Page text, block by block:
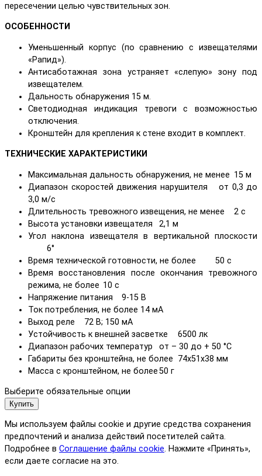
пересечении целью чувствительных зон.
ОСОБЕННОСТИ
Уменьшенный корпус (по сравнению с извещателями
«Рапид»).
Антисаботажная зона устраняет «слепую» зону под
извещателем.
Дальность обнаружения 15 м.
Светодиодная индикация тревоги с возможностью
отключения.
Кронштейн для крепления к стене входит в комплект.
ТЕХНИЧЕСКИЕ ХАРАКТЕРИСТИКИ
Максимальная дальность обнаружения, не менее 15 м
Диапазон скоростей движения нарушителя
от 0,3 до
3,0 м/с
Длительность тревожного извещения, не менее
2 с
Высота установки извещателя
2,1 м
Угол наклона извещателя в вертикальной плоскости
6°
Время технической готовности, не более
50 с
Время восстановления после окончания тревожного
режима, не более 10 с
Напряжение питания
9-15 В
Ток потребления, не более 14 мА
Выход реле
72 В; 150 мА
Устойчивость к внешней засветке
6500 лк
Диапазон рабочих температур
от – 30 до + 50 °С
Габариты без кронштейна, не более 74х51х38 мм
Масса с кронштейном, не более50 г
Выберите обязательные опции
Купить
Мы используем файлы cookie и другие средства сохранения
предпочтений и анализа действий посетителей сайта.
Подробнее в Соглашение файлы cookie. Нажмите «Принять»,
если даете согласие на это.